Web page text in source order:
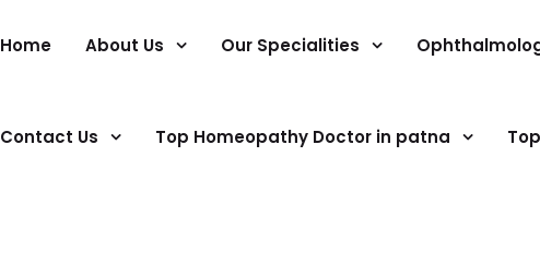
Home About Us Our Specialities
Contact Us Top Homeopathy Doctor in patna